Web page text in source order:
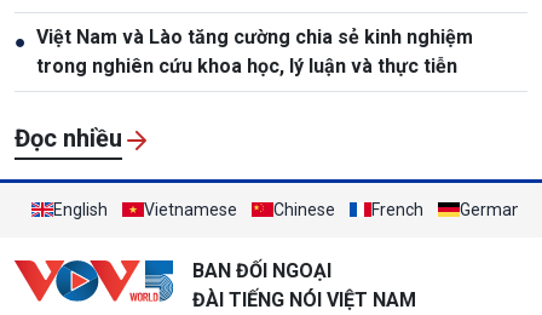
● Việt Nam và Lào tăng cường chia sẻ kinh nghiệm
trong nghiên cứu khoa học, lý luận và thực tiễn
Đọc nhiều
English Vietnamese Chinese French German
BAN ĐỐI NGOẠI
ĐÀI TIẾNG NÓI VIỆT NAM